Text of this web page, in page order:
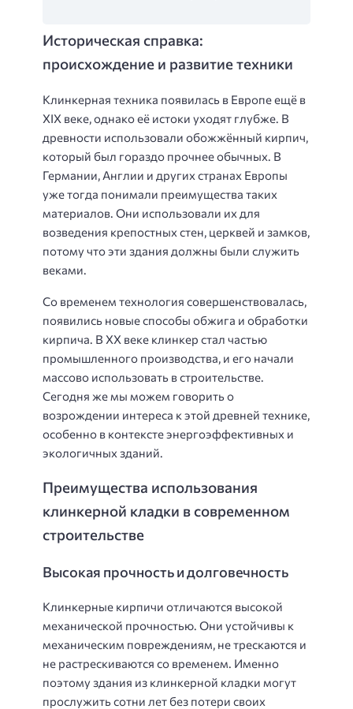
Историческая справка:
происхождение и развитие техники
Клинкерная техника появилась в Европе ещё в
XIX веке, однако её истоки уходят глубже. В
древности использовали обожжённый кирпич,
который был гораздо прочнее обычных. В
Германии, Англии и других странах Европы
уже тогда понимали преимущества таких
материалов. Они использовали их для
возведения крепостных стен, церквей и замков,
потому что эти здания должны были служить
веками.
Со временем технология совершенствовалась,
появились новые способы обжига и обработки
кирпича. В XX веке клинкер стал частью
промышленного производства, и его начали
массово использовать в строительстве.
Сегодня же мы можем говорить о
возрождении интереса к этой древней технике,
особенно в контексте энергоэффективных и
экологичных зданий.
Преимущества использования
клинкерной кладки в современном
строительстве
Высокая прочность и долговечность
Клинкерные кирпичи отличаются высокой
механической прочностью. Они устойчивы к
механическим повреждениям, не трескаются и
не растрескиваются со временем. Именно
поэтому здания из клинкерной кладки могут
прослужить сотни лет без потери своих